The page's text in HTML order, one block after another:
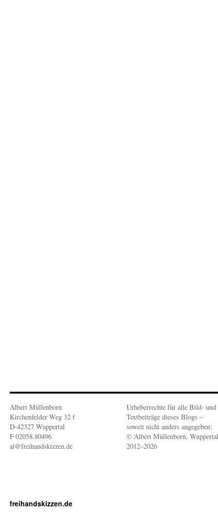
Albert Müllenborn
Kirchenfelder Weg 32 f
D-42327 Wuppertal
F 02058.80496
al@freihandskizzen.de
Urheberrechte für alle Bild- und
Textbeiträge dieses Blogs –
soweit nicht anders angegeben:
© Albert Müllenborn, Wuppertal
2012–2026
freihandskizzen.de